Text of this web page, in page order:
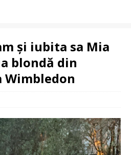
și iubita sa Mia
blondă din